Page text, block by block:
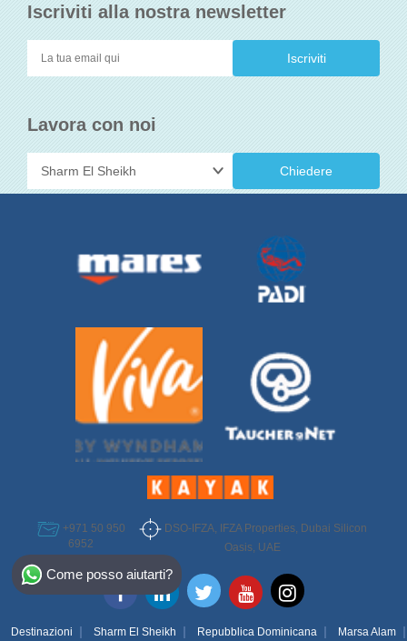
Iscriviti alla nostra newsletter
Lavora con noi
Chiedere
+971 50 950
6952
DSO-IFZA, IFZA Properties, Dubai Silicon
Oasis, UAE
Destinazioni Sharm El Sheikh Repubblica Dominicana
Marsa Alam
Come posso aiutarti?
Select Destination
Egypt
Bahamas